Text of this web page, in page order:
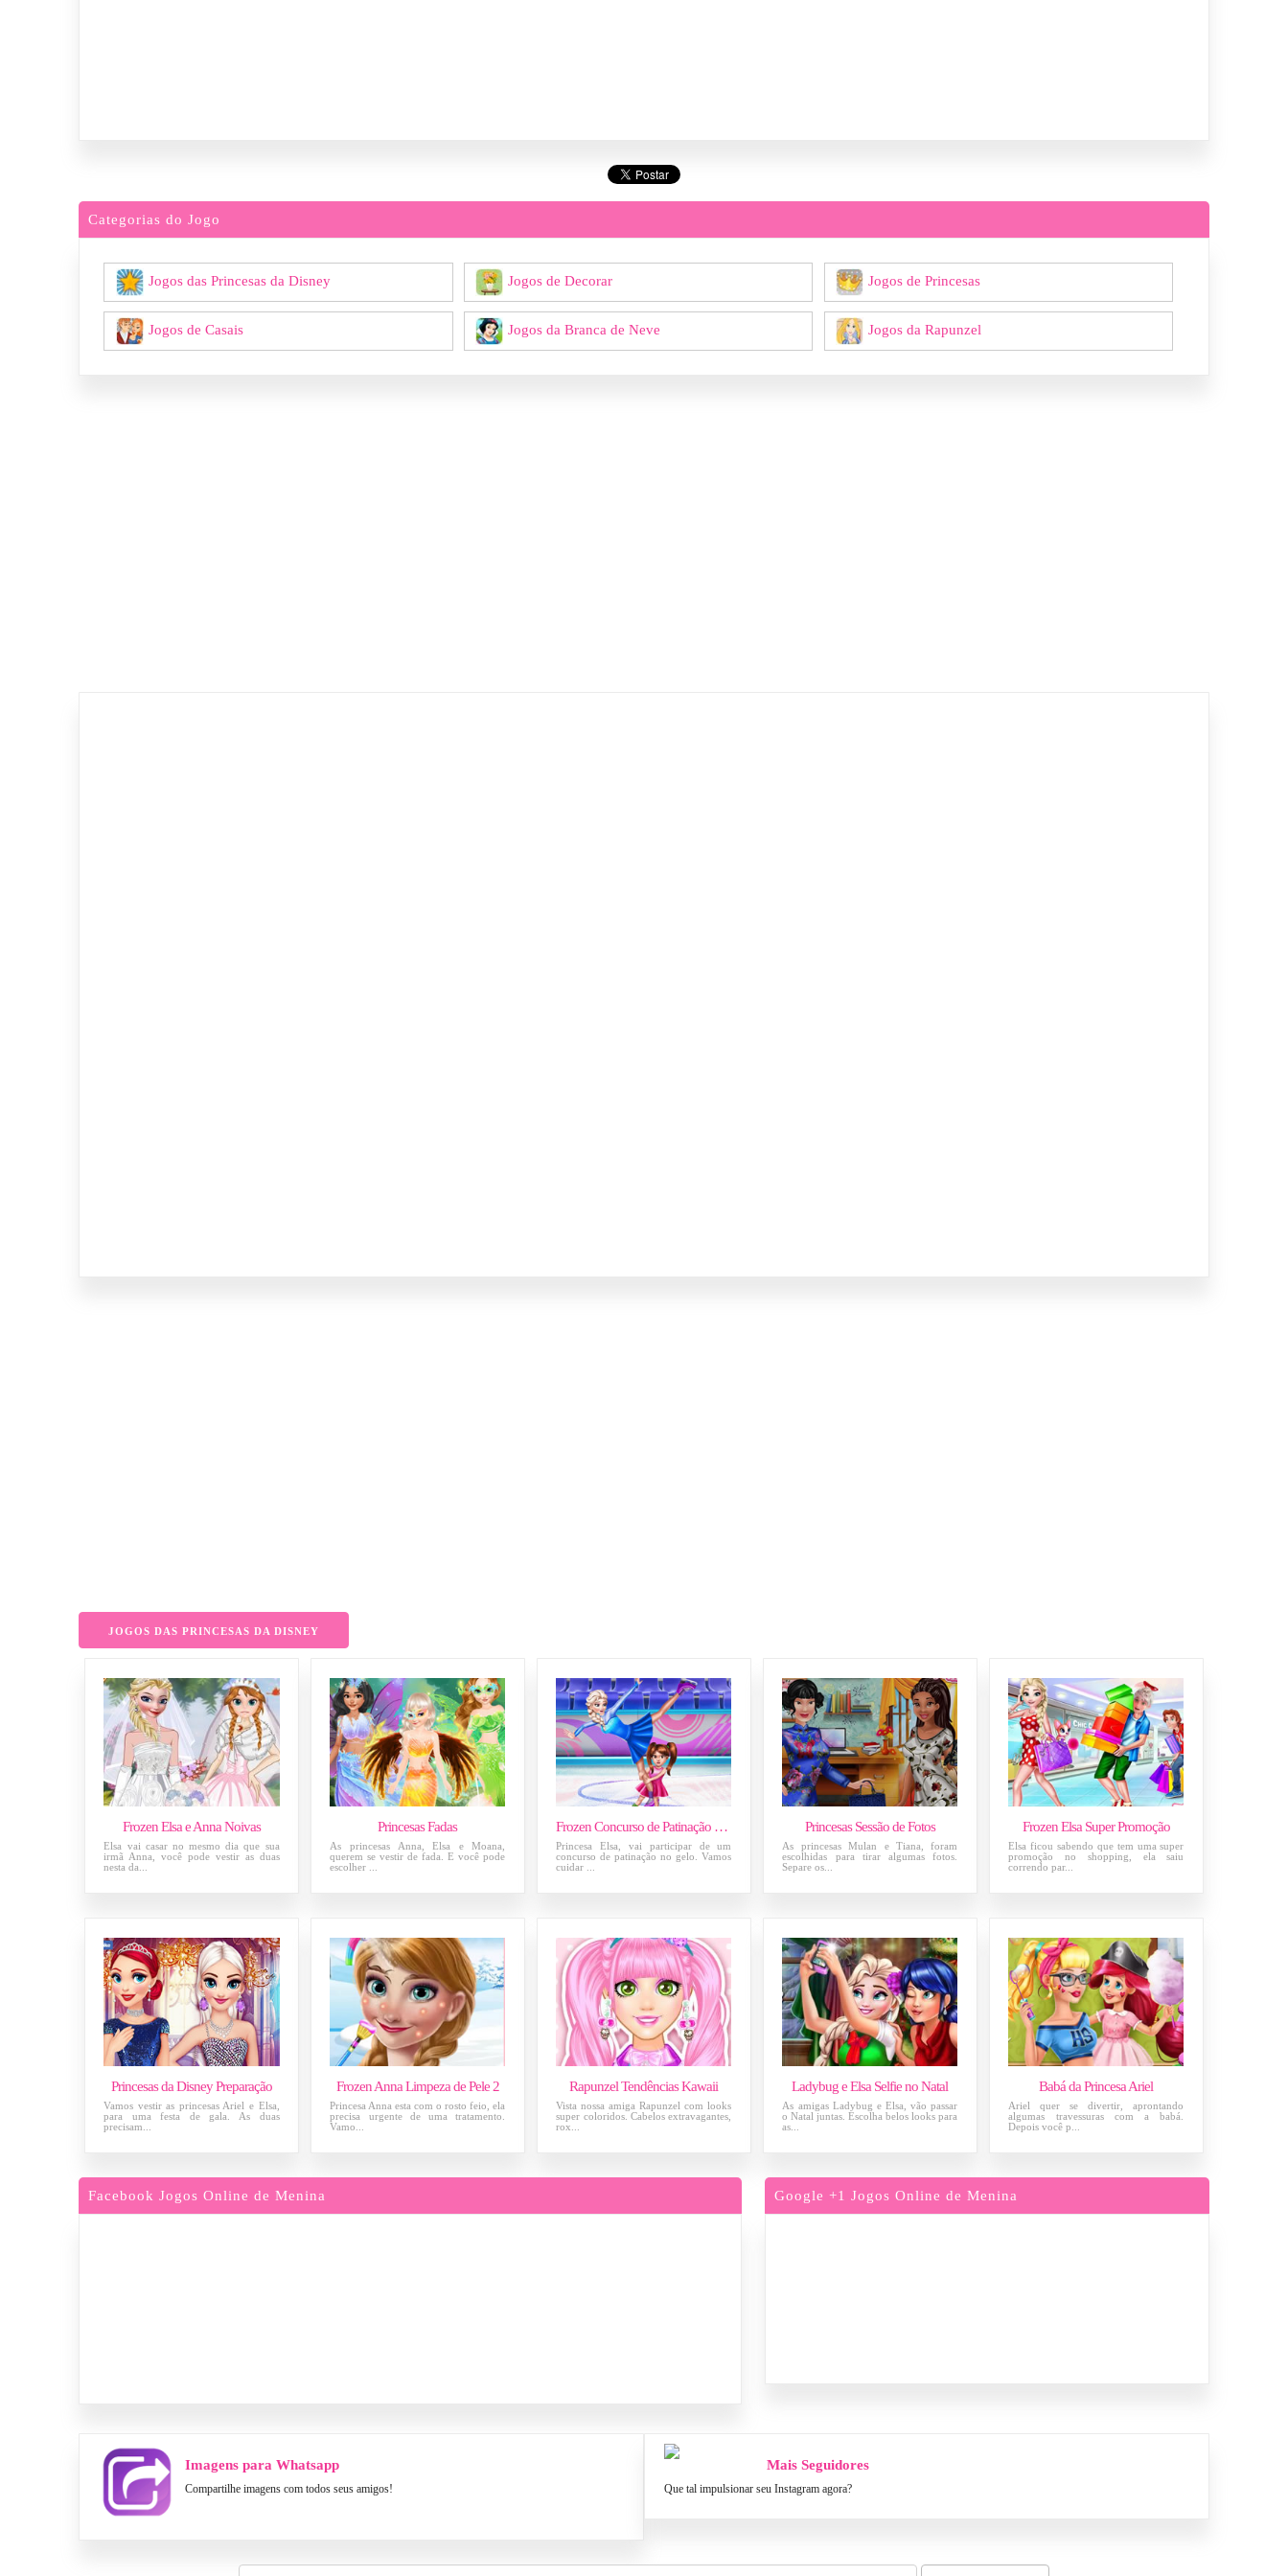
Categorias do Jogo
Jogos das Princesas da Disney Jogos de Decorar Jogos de Princesas
Jogos de Casais Jogos da Branca de Neve Jogos da Rapunzel
JOGOS DAS PRINCESAS DA DISNEY
Frozen Elsa e Anna Noivas
Elsa vai casar no mesmo dia que sua
irmã Anna, você pode vestir as duas
nesta da...
Princesas Fadas
As princesas Anna, Elsa e Moana,
querem se vestir de fada. E você pode
escolher ...
Frozen Concurso de Patinação no Gelo
Princesa Elsa, vai participar de um
concurso de patinação no gelo. Vamos
cuidar ...
Princesas Sessão de Fotos
As princesas Mulan e Tiana, foram
escolhidas para tirar algumas fotos.
Separe os...
Frozen Elsa Super Promoção
Elsa ficou sabendo que tem uma super
promoção no shopping, ela saiu
correndo par...
Princesas da Disney Preparação
Vamos vestir as princesas Ariel e Elsa,
para uma festa de gala. As duas
precisam...
Frozen Anna Limpeza de Pele 2
Princesa Anna esta com o rosto feio, ela
precisa urgente de uma tratamento.
Vamo...
Rapunzel Tendências Kawaii
Vista nossa amiga Rapunzel com looks
super coloridos. Cabelos extravagantes,
rox...
Ladybug e Elsa Selfie no Natal
As amigas Ladybug e Elsa, vão passar
o Natal juntas. Escolha belos looks para
as...
Babá da Princesa Ariel
Ariel quer se divertir, aprontando
algumas travessuras com a babá.
Depois você p...
Facebook Jogos Online de Menina Google +1 Jogos Online de Menina
Imagens para Whatsapp
Compartilhe imagens com todos seus amigos!
Mais Seguidores
Que tal impulsionar seu Instagram agora?